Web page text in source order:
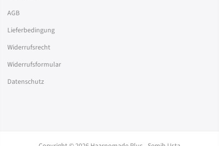
AGB
Lieferbedingung
Widerrufsrecht
Widerrufsformular
Datenschutz